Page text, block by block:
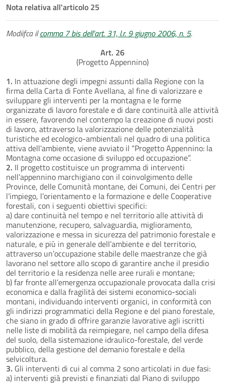
Nota relativa all'articolo 25
Modiifca ilcomma 7 bis dell’art. 31, l.r. 9 giugno 2006, n. 5.
Art. 26
(Progetto Appennino)
1. In attuazione degli impegni assunti dalla Regione con la
firma della Carta di Fonte Avellana, al fine di valorizzare e
sviluppare gli interventi per la montagna e le forme
organizzate di lavoro forestale e di dare continuità alle attività
in essere, favorendo nel contempo la creazione di nuovi posti
di lavoro, attraverso la valorizzazione delle potenzialità
turistiche ed ecologico-ambientali nel quadro di una politica
attiva dell’ambiente, viene avviato il “Progetto Appennino: la
Montagna come occasione di sviluppo ed occupazione”.
2. Il progetto costituisce un programma di interventi
nell’appennino marchigiano con il coinvolgimento delle
Province, delle Comunità montane, dei Comuni, dei Centri per
l’impiego, l’orientamento e la formazione e delle Cooperative
forestali, con i seguenti obiettivi specifici:
a) dare continuità nel tempo e nel territorio alle attività di
manutenzione, recupero, salvaguardia, miglioramento,
valorizzazione e messa in sicurezza del patrimonio forestale e
naturale, e più in generale dell’ambiente e del territorio,
attraverso un’occupazione stabile delle maestranze che già
lavorano nel settore allo scopo di garantire anche il presidio
del territorio e la residenza nelle aree rurali e montane;
b) far fronte all’emergenza occupazionale provocata dalla crisi
economica e dalla fragilità dei sistemi economico-sociali
montani, individuando interventi organici, in conformità con
gli indirizzi programmatici della Regione e del piano forestale,
che siano in grado di offrire garanzie lavorative agli iscritti
nelle liste di mobilità da reimpiegare, nel campo della difesa
del suolo, della sistemazione idraulico-forestale, del verde
pubblico, della gestione del demanio forestale e della
selvicoltura.
3. Gli interventi di cui al comma 2 sono articolati in due fasi:
a) interventi già previsti e finanziati dal Piano di sviluppo